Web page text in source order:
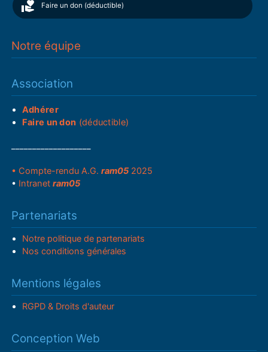
Faire un don (déductible)
Notre équipe
Association
Adhérer
Faire un don (déductible)
• Compte-rendu A.G.ram05 2025
• Intranetram05
Partenariats
Notre politique de partenariats
Nos conditions générales
Mentions légales
RGPD & Droits d'auteur
Conception Web